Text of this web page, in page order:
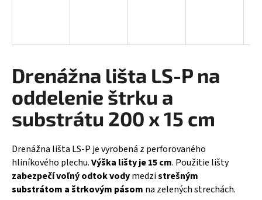
Drenážna lišta LS-P na
oddelenie štrku a
substrátu 200 x 15 cm
Drenážna lišta LS-P je vyrobená z perforovaného
hliníkového plechu.Výška lišty je15 cm. Použitie lišty
zabezpečí voľný odtok vodymedzistrešným
substrátom a štrkovým pásom na zelených strechách.
s
?
O